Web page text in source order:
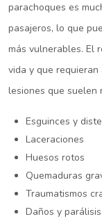
parachoques es
pasajeros, lo que
más vulnerables. El
vida y que
lesiones que suelen
Esguinces y
Laceraciones
Huesos rotos
Quemaduras
Traumatismos
Daños y